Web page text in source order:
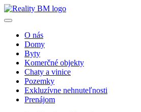
O nás
Domy
Byty
Komerčné objekty
Chaty a vinice
Pozemky
Exkluzívne nehnuteľnosti
Prenájom